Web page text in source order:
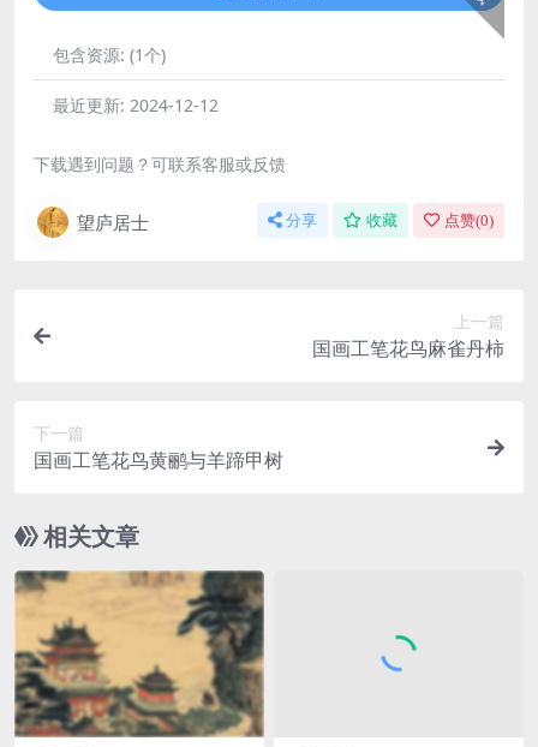
包含资源: (1个)
最近更新: 2024-12-12
下载遇到问题？可联系客服或反馈
望庐居士 分享 收藏 点赞(0)
上一篇
国画工笔花鸟麻雀丹柿
下一篇
国画工笔花鸟黄鹂与羊蹄甲树
相关文章